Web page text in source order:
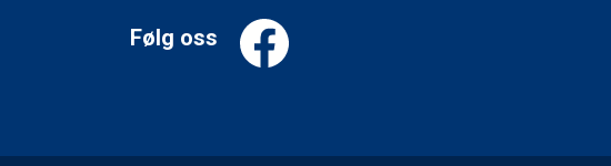
Følg oss